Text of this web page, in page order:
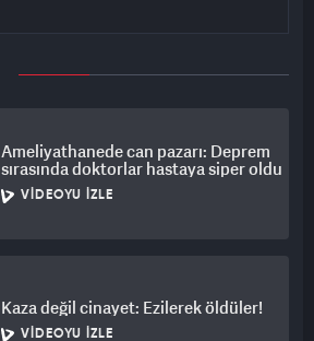
Ameliyathanede can pazarı: Deprem
sırasında doktorlar hastaya siper oldu
VIDEOYU İZLE
Kaza değil cinayet: Ezilerek öldüler!
VIDEOYU İZLE